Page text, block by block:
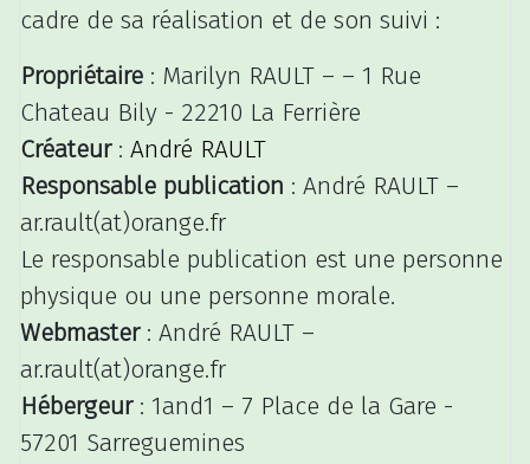
cadre de sa réalisation et de son suivi :
Propriétaire : Marilyn RAULT – – 1 Rue
Chateau Bily - 22210 La Ferrière
Créateur: André RAULT
Responsable publication : André RAULT –
ar.rault(at)orange.fr
Le responsable publication est une personne
physique ou une personne morale.
Webmaster: André RAULT –
ar.rault(at)orange.fr
Hébergeur: 1and1 – 7 Place de la Gare -
57201 Sarreguemines